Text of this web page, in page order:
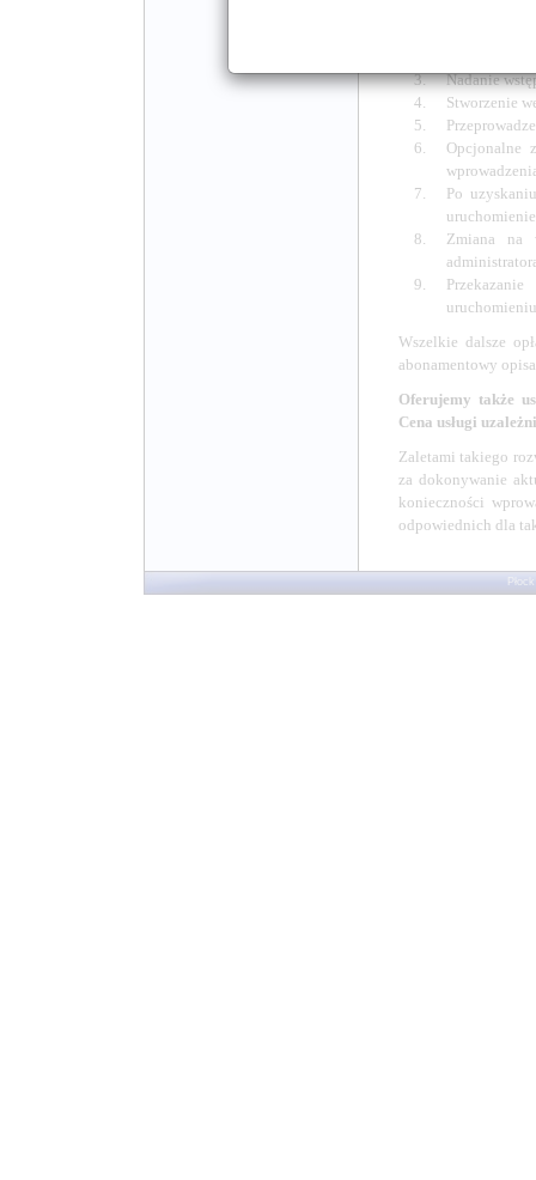
Nadanie
Stworzenie
Opcjonalne
Po
Zmiana na
Wszelkie dalsze
abonamentowy
Oferujemy także
Cena usługi
Zaletami takiego
za dokonywanie
konieczności
odpowiednich dla